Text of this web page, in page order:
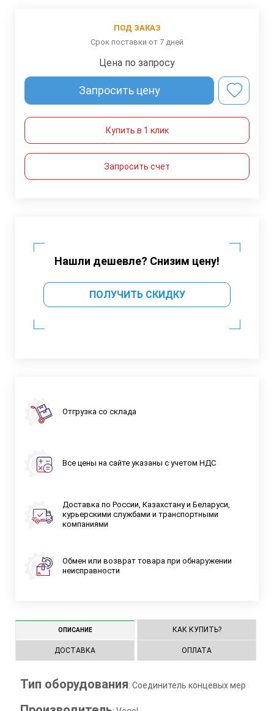
ПОД ЗАКАЗ
Срок поставки от 7 дней
Цена по запросу
Запросить цену
Купить в 1 клик
Запросить счет
Нашли дешевле? Снизим цену!
ПОЛУЧИТЬ СКИДКУ
Отгрузка со склада
Все цены на сайте указаны с учетом НДС
Доставка по России, Казахстану и Беларуси,
курьерскими службами и транспортными
компаниями
Обмен или возврат товара при обнаружении
неисправности
ОПИСАНИЕ КАК КУПИТЬ?
ДОСТАВКА ОПЛАТА
Тип оборудования: Соединитель концевых мер